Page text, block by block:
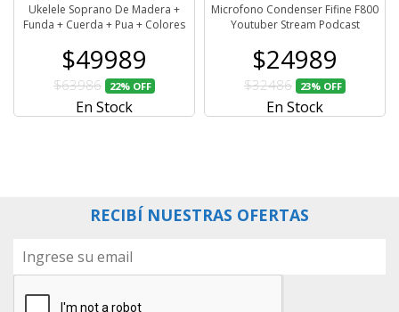
Ukelele Soprano De Madera +
Funda + Cuerda + Pua + Colores
$49989
$63986 22% OFF
En Stock
Microfono Condenser Fifine F800
Youtuber Stream Podcast
$24989
$32486 23% OFF
En Stock
RECIBÍ NUESTRAS OFERTAS